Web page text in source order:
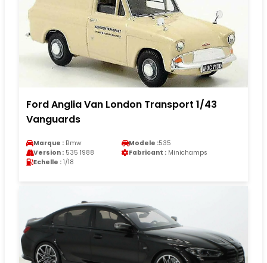
Ford Anglia Van London Transport 1/43
Vanguards
Marque : Bmw Modele :535
Version : 535 1988 Fabricant : Minichamps
Echelle : 1/18